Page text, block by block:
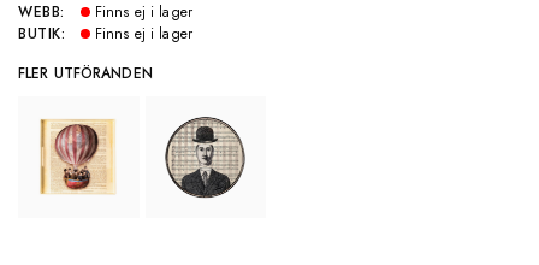
WEBB:
Finns ej i lager
BUTIK:
Finns ej i lager
FLER UTFÖRANDEN